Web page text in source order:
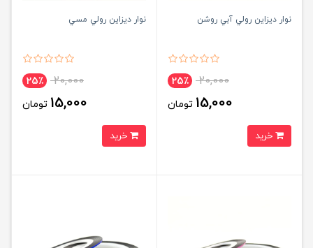
نوار ديزاين رولي آبي روشن
20,000 25٪
15,000 تومان
نوار ديزاين رولي مسي
20,000 25٪
15,000 تومان